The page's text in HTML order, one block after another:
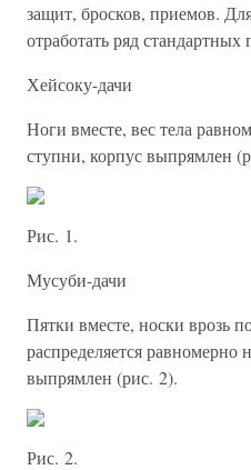
защит, бросков, приемов.
отработать ряд
Хейсоку-дачи
Ноги вместе, вес тела
ступни, корпус выпрямлен
Рис. 1.
Мусуби-дачи
Пятки вместе, носки врозь
распределяется равномерно
выпрямлен (рис. 2).
Рис. 2.